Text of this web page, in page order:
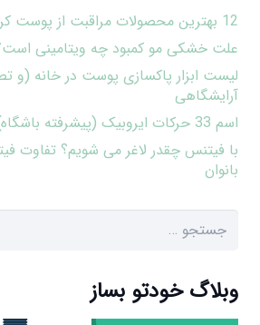
12 بهترین محصولات مراقبت از پوست کره ای+ نکات کاربردی
علت خشکی مو کمبود چه ویتامینی است؟ (7 درمان و
لیست ابزار پاکسازی پوست در خانه (و
آرایشگاهی
اسم 33 حرکات ایروبیک (پیشرفته باشگاه) با فیلم و نکته
با فیتنس چقدر لاغر می شویم؟ تفاوت
بانوان
جستجو
وبلاگ خودتو بساز